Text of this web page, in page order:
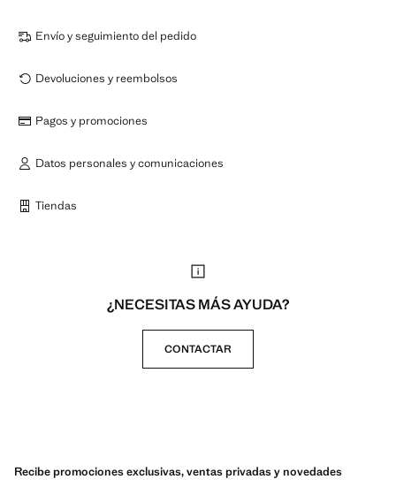
Envío y seguimiento del pedido
Devoluciones y reembolsos
Pagos y promociones
Datos personales y comunicaciones
Tiendas
¿NECESITAS MÁS AYUDA?
CONTACTAR
Recibe promociones exclusivas, ventas privadas y novedades